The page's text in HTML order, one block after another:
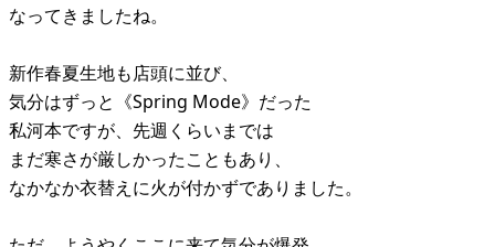
なってきましたね。
新作春夏生地も店頭に並び、
気分はずっと《Spring Mode》だった
私河本ですが、先週くらいまでは
まだ寒さが厳しかったこともあり、
なかなか衣替えに火が付かずでありました。